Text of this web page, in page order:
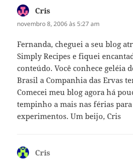
Cris
novembro 8, 2006 às 5:27 am
Fernanda, cheguei a seu blog
Simply Recipes e fiquei
conteúdo. Você conhece geléia
Brasil a Companhia das Ervas
Comecei meu blog agora há
tempinho a mais nas férias
experimentos. Um beijo, Cris
Cris